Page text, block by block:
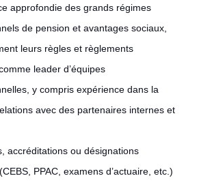
approfondie des grands régimes
de pension et avantages sociaux,
leurs règles et règlements
leader d’équipes
y compris expérience dans la
avec des partenaires internes et
accréditations ou désignations
PPAC, examens d’actuaire, etc.)